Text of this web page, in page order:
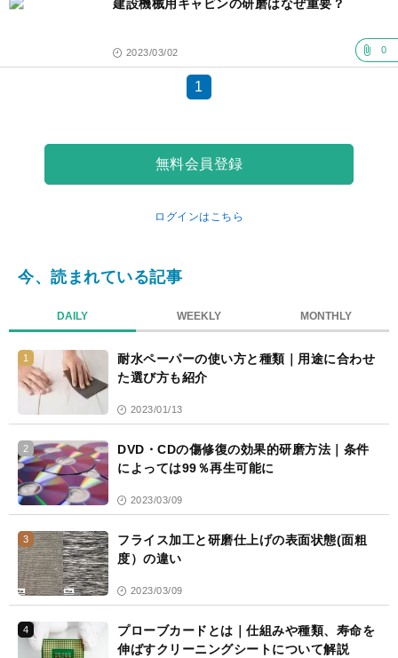
建設機械用キャビンの研磨はなぜ重要？
2023/03/02 0
1
無料会員登録
ログインはこちら
今、読まれている記事
DAILY WEEKLY MONTHLY
1
耐水ペーパーの使い方と種類｜用途に合わせ
た選び方も紹介
2023/01/13
2
DVD・CDの傷修復の効果的研磨方法｜条件
によっては99％再生可能に
2023/03/09
3
フライス加工と研磨仕上げの表面状態(面粗
度）の違い
2023/03/09
4
プローブカードとは｜仕組みや種類、寿命を
伸ばすクリーニングシートについて解説